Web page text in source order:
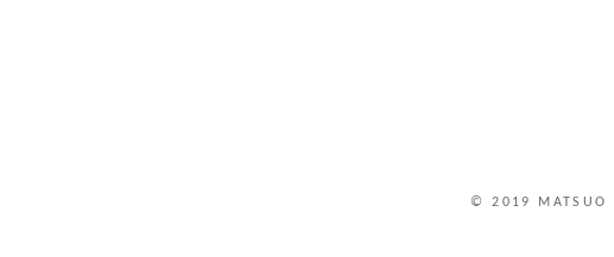
© 2019 MATSUO